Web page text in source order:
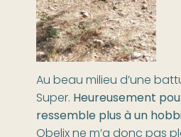
Au beau milieu d’une
Super. Heureusement
ressemble plus à un